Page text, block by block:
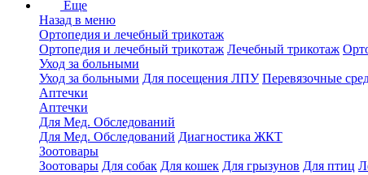
Еще
Назад в меню
Ортопедия и лечебный трикотаж
Ортопедия и лечебный трикотаж Лечебный трикотаж
Уход за больными
Уход за больными Для посещения ЛПУ Перевязочные
Аптечки
Аптечки
Для Мед. Обследований
Для Мед. Обследований Диагностика ЖКТ
Зоотовары
Зоотовары Для собак Для кошек Для грызунов Для птиц